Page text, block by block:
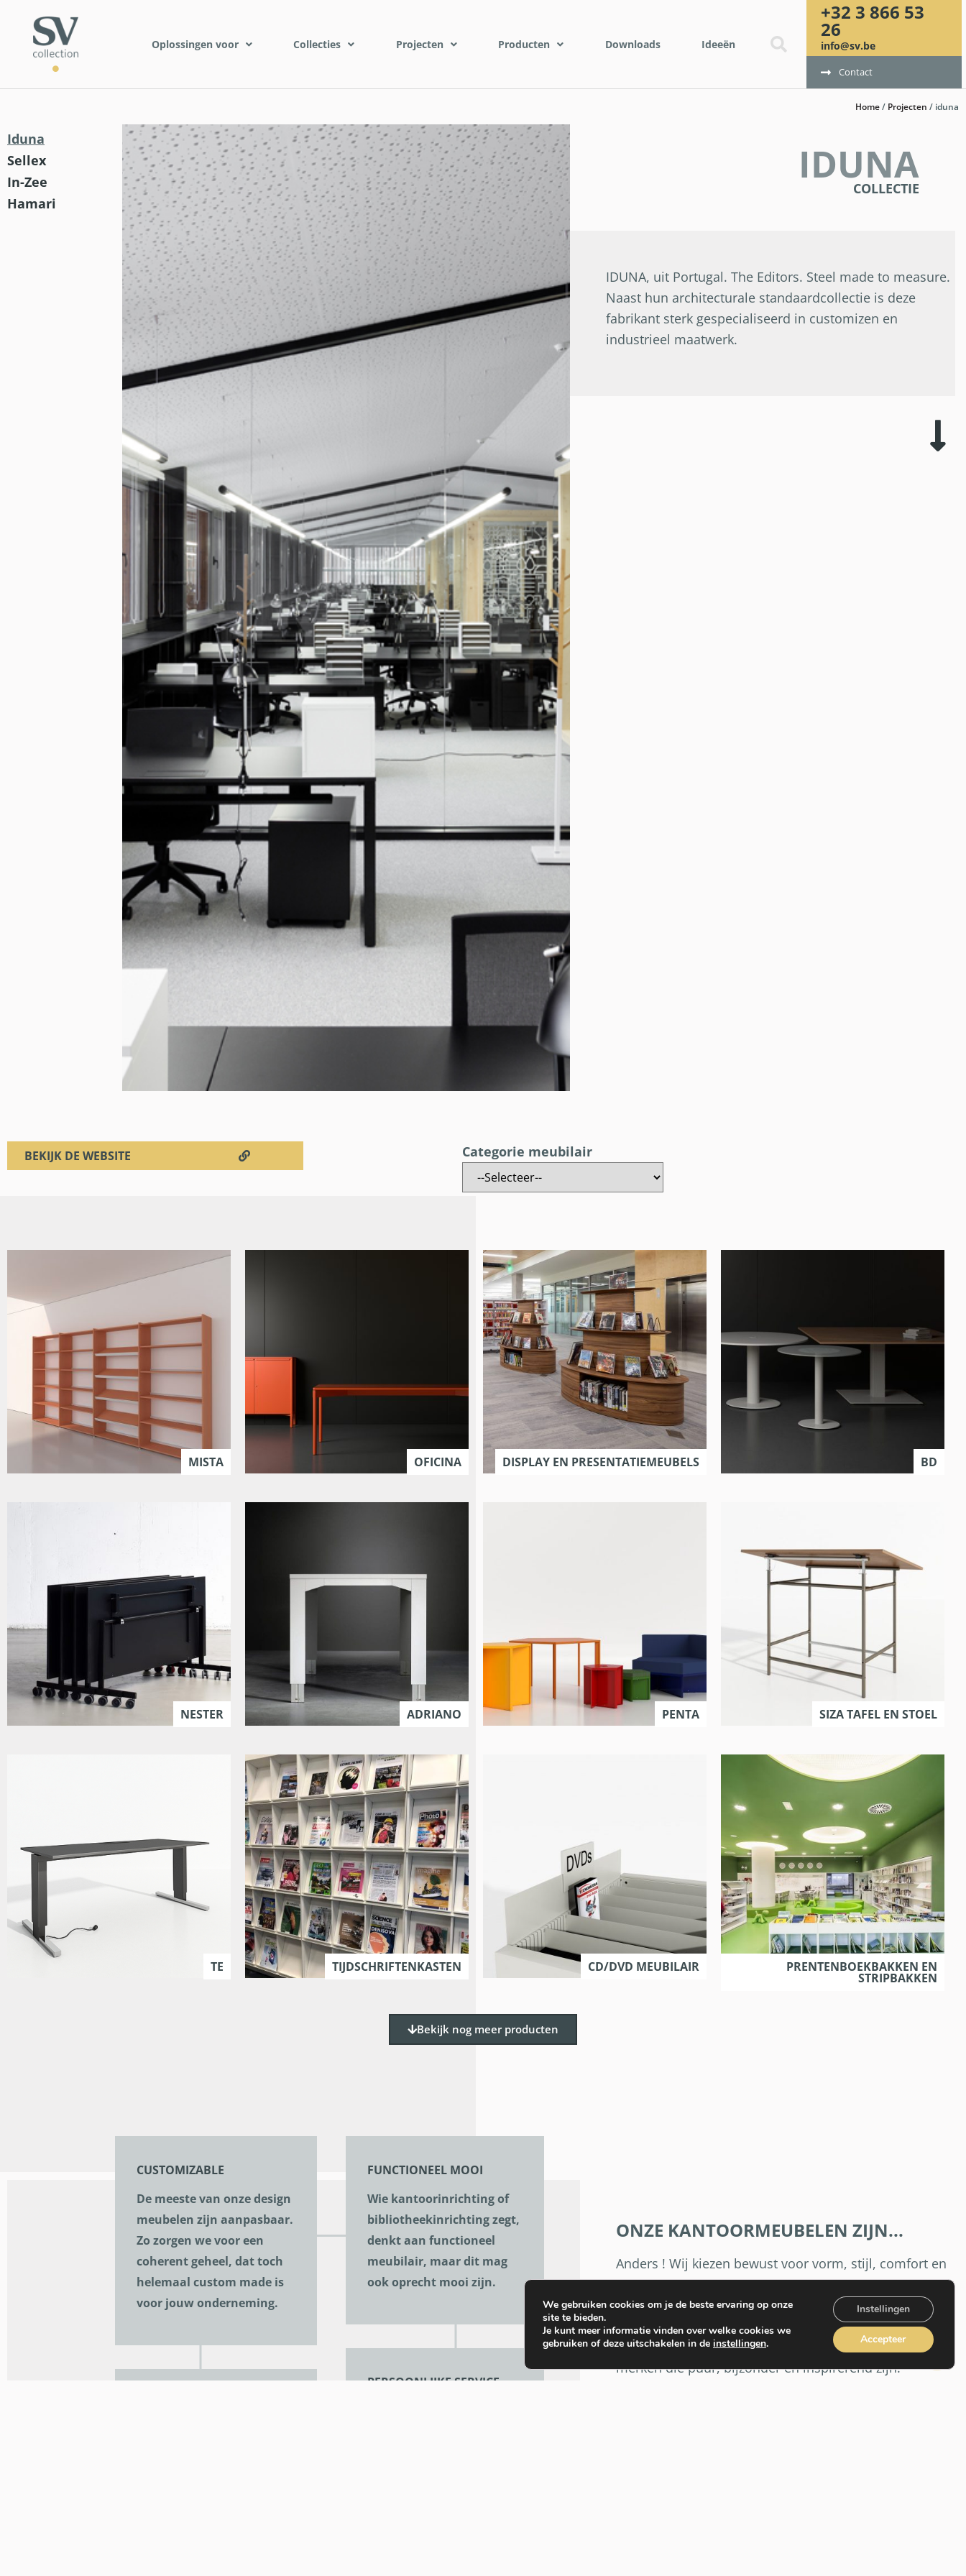
Oplossingen voor Collecties Projecten Producten Downloads Ideeën
+32 3 866 53
26
info@sv.be
Contact
Home/ Projecten / iduna
Iduna
Sellex
In-Zee
Hamari
IDUNA
COLLECTIE
IDUNA, uit Portugal. The Editors. Steel made to measure.
Naast hun architecturale standaardcollectie is deze
fabrikant sterk gespecialiseerd in customizen en
industrieel maatwerk.
BEKIJK DE WEBSITE Categorie meubilair
MISTA OFICINA DISPLAY EN PRESENTATIEMEUBELS BD
NESTER ADRIANO PENTA SIZA TAFEL EN STOEL
TE TIJDSCHRIFTENKASTEN CD/DVD MEUBILAIR PRENTENBOEKBAKKEN EN
STRIPBAKKEN
Bekijk nog meer producten
CUSTOMIZABLE
De meeste van onze design
meubelen zijn aanpasbaar.
Zo zorgen we voor een
coherent geheel, dat toch
helemaal custom made is
voor jouw onderneming.
FUNCTIONEEL MOOI
Wie kantoorinrichting of
bibliotheekinrichting zegt,
denkt aan functioneel
meubilair, maar dit mag
ook oprecht mooi zijn.
PERSOONLIJKE SERVICE
ONZE KANTOORMEUBELEN ZIJN...
Anders ! Wij kiezen bewust voor vorm, stijl, comfort en
functionaliteit uit Europa. Wij kiezen voor merken die
het essentieel vinden om te werken met top designers,
zoals hetNederlandseIn-Zee, het PortugeseIduna, het
FinseHamari en hetSpaanse
Sellex. Wij kiezen voor
merken die puur, bijzonder en inspirerend zijn.
We gebruiken cookies om je de beste ervaring op onze
site te bieden.
Je kunt meer informatie vinden over welke cookies we
gebruiken of deze uitschakelen in de instellingen. Accepteer
Instellingen